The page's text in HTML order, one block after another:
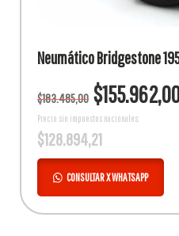
Neumático Bridgestone
$183.485,00
El
precio
original
era:
$
Precio sin impuestos nacionales:
$128.894,21
CONSULTAR X WHATSAPP